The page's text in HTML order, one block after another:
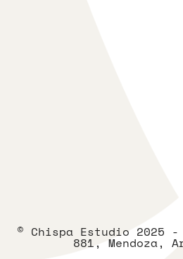
© Chispa Estudio 2025 -
881, Mendoza,